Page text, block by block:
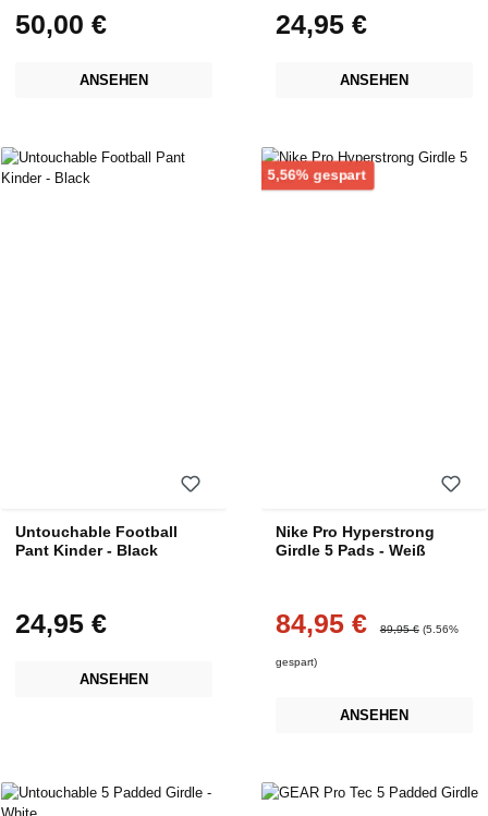
Regulärer Preis:
50,00 €
ANSEHEN
Regulärer Preis:
24,95 €
ANSEHEN
Untouchable Football
Pant Kinder - Black
Regulärer Preis:
24,95 €
ANSEHEN
5,56% gespart
Nike Pro Hyperstrong
Girdle 5 Pads - Weiß
Verkaufspreis:
84,95 € 89,95 € (5.56%
gespart)
ANSEHEN